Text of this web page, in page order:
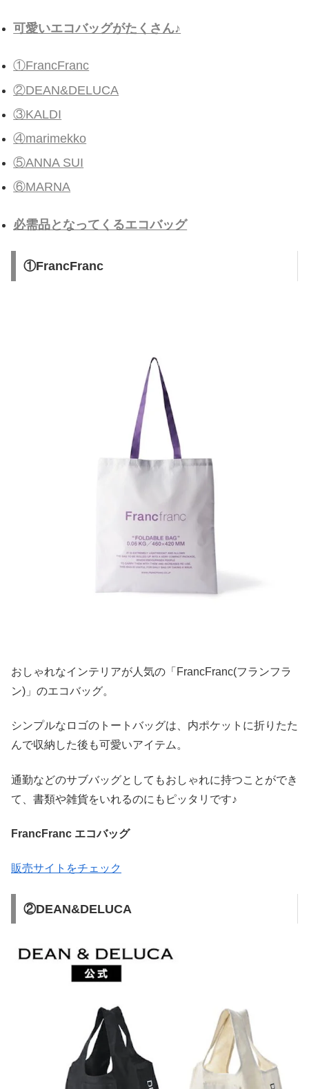
可愛いエコバッグがたくさん♪
①FrancFranc
②DEAN&DELUCA
③KALDI
④marimekko
⑤ANNA SUI
⑥MARNA
必需品となってくるエコバッグ
①FrancFranc
おしゃれなインテリアが人気の「FrancFranc(フランフラ
ン)」のエコバッグ。
シンプルなロゴのトートバッグは、内ポケットに折りたた
んで収納した後も可愛いアイテム。
通勤などのサブバッグとしてもおしゃれに持つことができ
て、書類や雑貨をいれるのにもピッタリです♪
FrancFranc エコバッグ
販売サイトをチェック
②DEAN&DELUCA